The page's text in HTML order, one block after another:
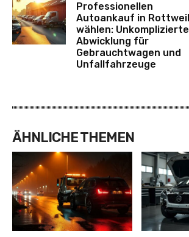
Professionellen
Autoankauf in Rottweil
wählen: Unkomplizierte
Abwicklung für
Gebrauchtwagen und
Unfallfahrzeuge
ÄHNLICHE THEMEN